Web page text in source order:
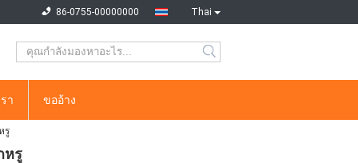
Thai
86-0755-00000000
า ขออ้าง
รู
หรู